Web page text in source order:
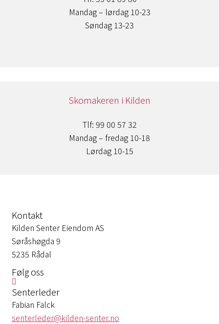
Mandag – lørdag 10-23
Søndag 13-23
Skomakeren i Kilden
Tlf: 99 00 57 32
Mandag – fredag 10-18
Lørdag 10-15
Kontakt
Kilden Senter Eiendom AS
Søråshøgda 9
5235 Rådal
Følg oss
Senterleder
Fabian Falck
senterleder@kilden-senter.no